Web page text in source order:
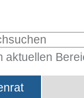
aktuellen